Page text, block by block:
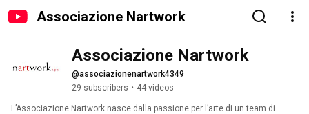
Associazione Nartwork
Associazione Nartwork
@associazionenartwork4349
29 subscribers • 44 videos
L’Associazione Nartwork nasce dalla passione per l’arte di un team di